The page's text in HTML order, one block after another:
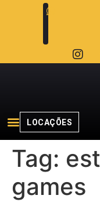
LOCAÇÕES
Tag:
games